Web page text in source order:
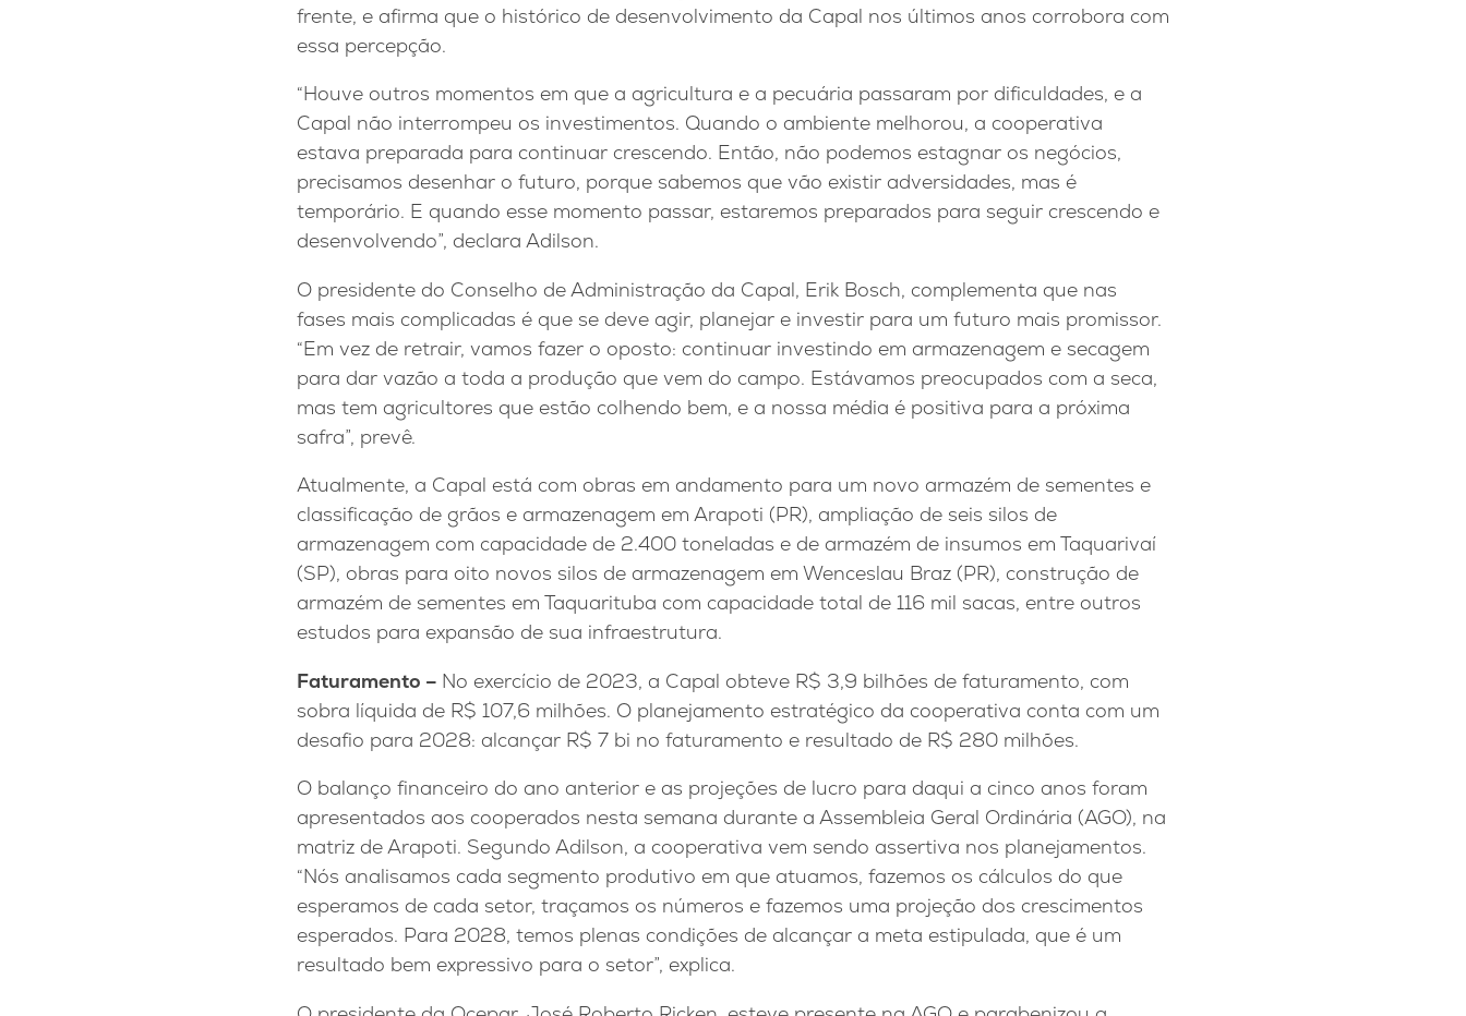
frente, e afirma que o histórico de desenvolvimento da Capal nos últimos anos corrobora com
essa percepção.
“Houve outros momentos em que a agricultura e a pecuária passaram por dificuldades, e a
Capal não interrompeu os investimentos. Quando o ambiente melhorou, a cooperativa
estava preparada para continuar crescendo. Então, não podemos estagnar os negócios,
precisamos desenhar o futuro, porque sabemos que vão existir adversidades, mas é
temporário. E quando esse momento passar, estaremos preparados para seguir crescendo e
desenvolvendo”, declara Adilson.
O presidente do Conselho de Administração da Capal, Erik Bosch, complementa que nas
fases mais complicadas é que se deve agir, planejar e investir para um futuro mais promissor.
“Em vez de retrair, vamos fazer o oposto: continuar investindo em armazenagem e secagem
para dar vazão a toda a produção que vem do campo. Estávamos preocupados com a seca,
mas tem agricultores que estão colhendo bem, e a nossa média é positiva para a próxima
safra”, prevê.
Atualmente, a Capal está com obras em andamento para um novo armazém de sementes e
classificação de grãos e armazenagem em Arapoti (PR), ampliação de seis silos de
armazenagem com capacidade de 2.400 toneladas e de armazém de insumos em Taquarivaí
(SP), obras para oito novos silos de armazenagem em Wenceslau Braz (PR), construção de
armazém de sementes em Taquarituba com capacidade total de 116 mil sacas, entre outros
estudos para expansão de sua infraestrutura.
Faturamento – No exercício de 2023, a Capal obteve R$ 3,9 bilhões de faturamento, com
sobra líquida de R$ 107,6 milhões. O planejamento estratégico da cooperativa conta com um
desafio para 2028: alcançar R$ 7 bi no faturamento e resultado de R$ 280 milhões.
O balanço financeiro do ano anterior e as projeções de lucro para daqui a cinco anos foram
apresentados aos cooperados nesta semana durante a Assembleia Geral Ordinária (AGO), na
matriz de Arapoti. Segundo Adilson, a cooperativa vem sendo assertiva nos planejamentos.
“Nós analisamos cada segmento produtivo em que atuamos, fazemos os cálculos do que
esperamos de cada setor, traçamos os números e fazemos uma projeção dos crescimentos
esperados. Para 2028, temos plenas condições de alcançar a meta estipulada, que é um
resultado bem expressivo para o setor”, explica.